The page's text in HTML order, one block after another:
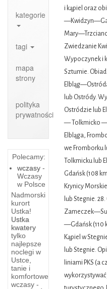
kategorie
tagi
mapa
strony
polityka
prywatności
Polecamy:
wczasy -
Wczasy
w Polsce
Nadmorski
kurort
Ustka!
Ustka
kwatery
tylko
najlepsze
noclegi w
Ustce,
tanie i
komfortowe
wczasy -
Koszalin
Nad
maleńką
rzeczką
i kąpiel oraz
Zwiedzanie
Wypoczynek i
Sztumie.
lub Ostródy.
Ostródzie lub
— Tolkmicko —
Elbląga,
we Fromborku
Tolkmicku lub
Gdańsk (108
Krynicy
lub Stegnie.
—Gdańsk (110
Kąpiel w
lub Stegnie.
liniami PKS (a